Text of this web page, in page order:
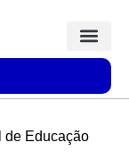
de Educação